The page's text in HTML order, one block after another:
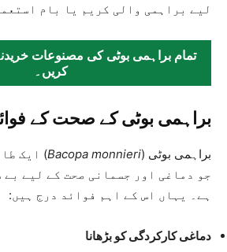
لیے براہمی والی کریم یا بام
تمام براہمی بوٹی کی مصنوعات
کریں۔
براہمی بوٹی کے صحت کے
براہمی بوٹی (Bacopa monnieri) ایک
جو دماغی اور جسمانی صحت کے لیے
ہے۔ یہاں اس کے اہم فوائد درج ہیں:
دماغی کارکردگی کو بڑھانا